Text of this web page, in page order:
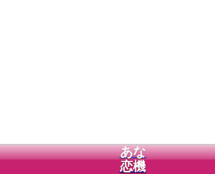
あな
恋機